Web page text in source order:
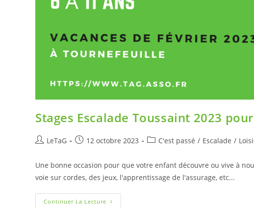
Stages Escalade Toussaint 2023
LeTaG 12 octobre 2023 C'est passé / Escalade /
Une bonne occasion pour que votre enfant découvre ou vive à
voie sur cordes, des jeux, l'apprentissage de l'assurage, etc...
Continuer La Lecture